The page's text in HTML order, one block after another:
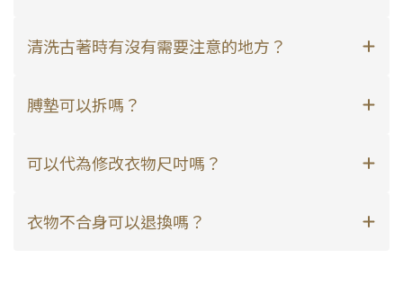
清洗古著時有沒有需要注意的地方？
膊墊可以拆嗎？
可以代為修改衣物尺吋嗎？
衣物不合身可以退換嗎？